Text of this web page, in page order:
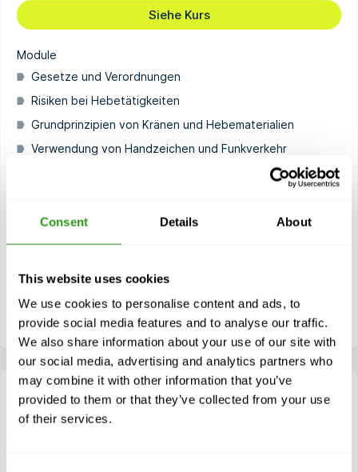
Consent Details About
This website uses cookies
We use cookies to personalise content and ads, to
provide social media features and to analyse our traffic.
We also share information about your use of our site with
our social media, advertising and analytics partners who
may combine it with other information that you’ve
provided to them or that they’ve collected from your use
of their services.
Siehe Kurs
Module
Gesetze und Verordnungen
Risiken bei Hebetätigkeiten
Grundprinzipien von Kränen und Hebematerialien
Verwendung von Handzeichen und Funkverkehr
Durchführung von Hebevorgängen mit angeschlagenen
zugänglichen Lasten
bestimmen ist